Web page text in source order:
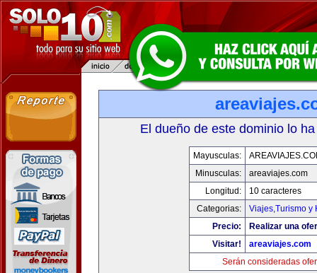
El dueño de este dominio lo
Mayusculas:
Minusculas:
areaviajes.com
Longitud:
10 caracteres
Categorias:
Viajes,Turismo y
Precio:
Realizar una
Visitar!
areaviajes.com
Serán consideradas